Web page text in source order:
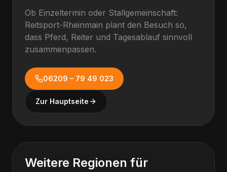
Ob Einzeltermin oder Stallgemeinschaft:
Reitsport-Rheinmain plant den Besuch so,
dass Pferd, Reiter und Tagesablauf sinnvoll
zusammenpassen.
06209 – 79 49 023
Zur Hauptseite
Weitere Regionen für